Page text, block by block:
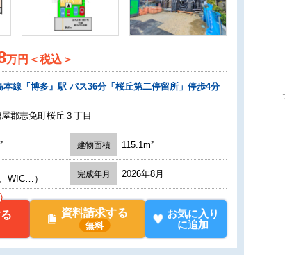
万円＜税込＞
本線『博多』駅 バス36分「桜丘第二停留所」停歩4分
郡志免町桜丘３丁目
建物面積 115.1m²
WIC…）
完成年月 2026年8月
資料請求する
無料
お気に入り
に追加